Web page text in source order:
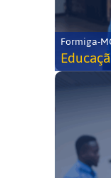
Formiga-